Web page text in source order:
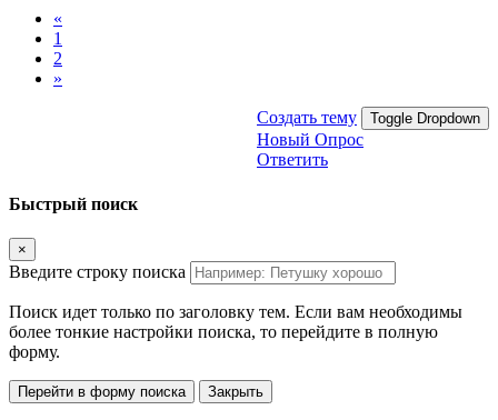
«
1
2
»
Создать тему Toggle Dropdown
Новый Опрос
Ответить
Быстрый поиск
×
Введите строку поиска
Поиск идет только по заголовку тем. Если вам необходимы
более тонкие настройки поиска, то перейдите в полную
форму.
Перейти в форму поиска Закрыть